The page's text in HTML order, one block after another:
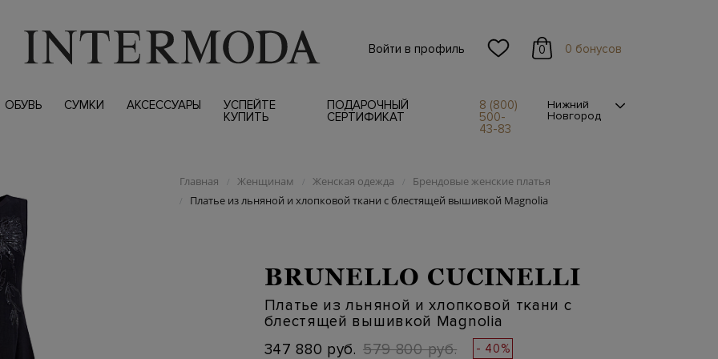
Войти в профиль 0 0 бонусов
ОБУВЬ СУМКИ АКСЕССУАРЫ
УСПЕЙТЕ
КУПИТЬ
ПОДАРОЧНЫЙ
СЕРТИФИКАТ
8 (800)
500-
43-83
Нижний
Новгород
Главная / Женщинам / Женская одежда / Брендовые женские платья
/ Платье из льняной и хлопковой ткани с блестящей вышивкой Magnolia
BRUNELLO CUCINELLI
Платье из льняной и хлопковой ткани с
блестящей вышивкой Magnolia
347 880 руб. 579 800 руб. - 40%